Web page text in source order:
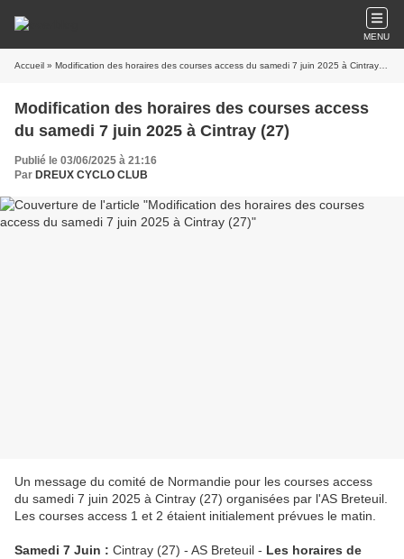
MENU
Accueil » Modification des horaires des courses access du samedi 7 juin 2025 à Cintray (27)
Modification des horaires des courses access
du samedi 7 juin 2025 à Cintray (27)
Publié le 03/06/2025 à 21:16
Par DREUX CYCLO CLUB
Un message du comité de Normandie pour les courses access
du samedi 7 juin 2025 à Cintray (27) organisées par l'AS Breteuil.
Les courses access 1 et 2 étaient initialement prévues le matin.
Samedi 7 Juin : Cintray (27) - AS Breteuil - Les horaires de